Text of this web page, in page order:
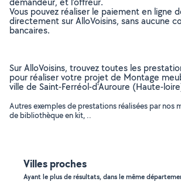
Vous pouvez réaliser le paiement en ligne
directement sur AlloVoisins, sans aucune
bancaires.
Sur AlloVoisins, trouvez toutes les
pour réaliser votre projet de Montage
ville de Saint-Ferréol-d'Auroure (Haute-
Autres exemples de prestations réalisées par nos
de bibliothèque en kit, ..
Villes proches
Ayant le plus de résultats, dans le même